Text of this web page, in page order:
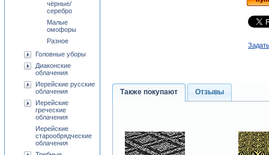
Также покупают Отзывы
чёрные/
серебро
Малые
омофоры
Разное
Головные уборы
Диаконские
облачения
Иерейские русские
облачения
Иерейские
греческие
облачения
Иерейские
старообрядческие
облачения